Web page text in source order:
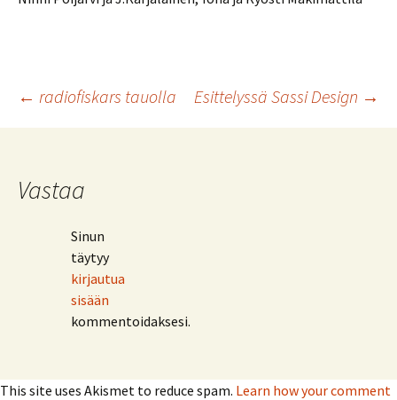
Artikkelien
selaus
← radiofiskars tauolla Esittelyssä Sassi Design →
Vastaa
Sinun
täytyy
kirjautua
sisään
kommentoidaksesi.
This site uses Akismet to reduce spam. Learn how your comment